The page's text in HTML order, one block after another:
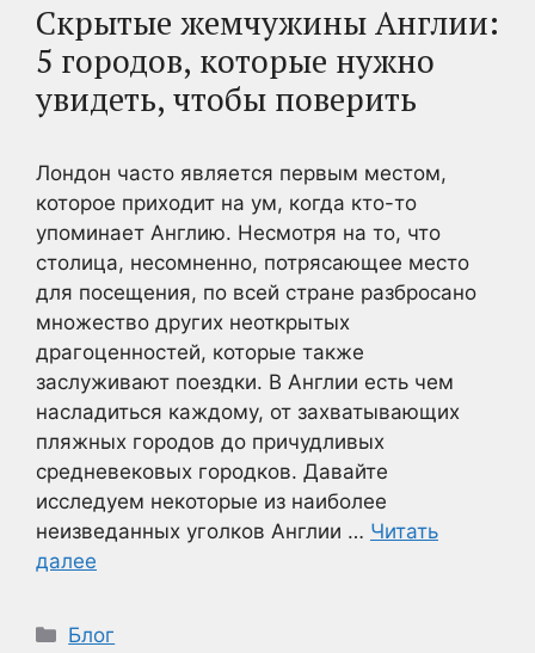
Скрытые жемчужины Англии:
5 городов, которые нужно
увидеть, чтобы поверить
Лондон часто является первым местом,
которое приходит на ум, когда кто-то
упоминает Англию. Несмотря на то, что
столица, несомненно, потрясающее место
для посещения, по всей стране разбросано
множество других неоткрытых
драгоценностей, которые также
заслуживают поездки. В Англии есть чем
насладиться каждому, от захватывающих
пляжных городов до причудливых
средневековых городков. Давайте
исследуем некоторые из наиболее
неизведанных уголков Англии … Читать
далее
Рубрики
Блог